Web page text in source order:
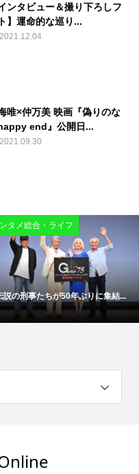
インタビュー＆撮り下ろしフ
】運命的な巡り...
2021.12.04
唯×仲万美 映画『偽りのな
end』公開日...
2021.09.30
タメ総合・ライフ
説の刑事たちが50年ぶりに集結...